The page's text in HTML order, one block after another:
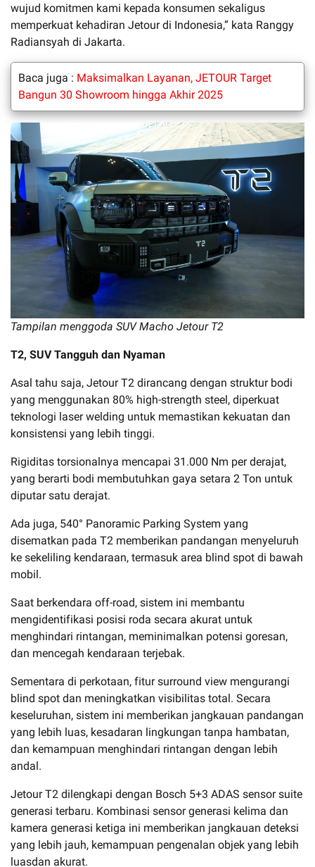
wujud komitmen kami kepada konsumen sekaligus
memperkuat kehadiran Jetour di Indonesia,” kata Ranggy
Radiansyah di Jakarta.
Baca juga : Maksimalkan Layanan, JETOUR Target
Bangun 30 Showroom hingga Akhir 2025
Tampilan menggoda SUV Macho Jetour T2
T2, SUV Tangguh dan Nyaman
Asal tahu saja, Jetour T2 dirancang dengan struktur bodi
yang menggunakan 80% high-strength steel, diperkuat
teknologi laser welding untuk memastikan kekuatan dan
konsistensi yang lebih tinggi.
Rigiditas torsionalnya mencapai 31.000 Nm per derajat,
yang berarti bodi membutuhkan gaya setara 2 Ton untuk
diputar satu derajat.
Ada juga, 540° Panoramic Parking System yang
disematkan pada T2 memberikan pandangan menyeluruh
ke sekeliling kendaraan, termasuk area blind spot di bawah
mobil.
Saat berkendara off-road, sistem ini membantu
mengidentifikasi posisi roda secara akurat untuk
menghindari rintangan, meminimalkan potensi goresan,
dan mencegah kendaraan terjebak.
Sementara di perkotaan, fitur surround view mengurangi
blind spot dan meningkatkan visibilitas total. Secara
keseluruhan, sistem ini memberikan jangkauan pandangan
yang lebih luas, kesadaran lingkungan tanpa hambatan,
dan kemampuan menghindari rintangan dengan lebih
andal.
Jetour T2 dilengkapi dengan Bosch 5+3 ADAS sensor suite
generasi terbaru. Kombinasi sensor generasi kelima dan
kamera generasi ketiga ini memberikan jangkauan deteksi
yang lebih jauh, kemampuan pengenalan objek yang lebih
luasdan akurat.